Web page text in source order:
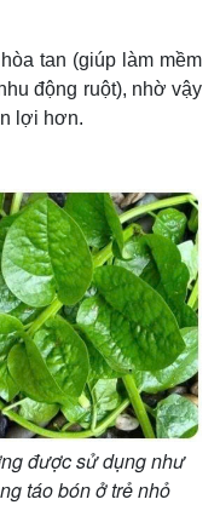
tan (giúp làm mềm
động ruột), nhờ vậy
lợi hơn.
được sử dụng như
táo bón ở trẻ nhỏ